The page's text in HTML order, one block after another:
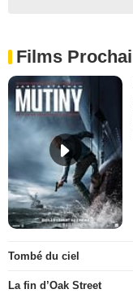
Films
Tombé du ciel
La fin d’Oak Street